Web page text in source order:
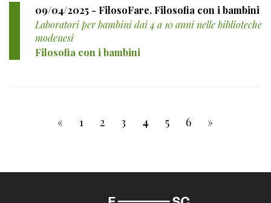
09/04/2025 - FilosoFare. Filosofia con i bambini
Laboratori per bambini dai 4 a 10 anni nelle biblioteche
modenesi
Filosofia con i bambini
« 1 2 3 4 5 6 »